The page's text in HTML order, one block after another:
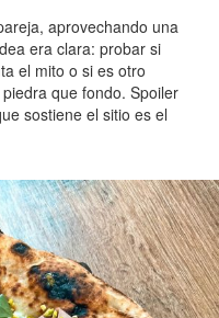
aprovechando una
era clara: probar si
el mito o si es otro
que fondo. Spoiler
sostiene el sitio es el